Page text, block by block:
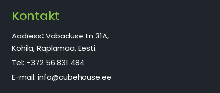
Kontakt
Aadress:Vabaduse tn 31A,
Kohila, Raplamaa, Eesti.
Tel: +372 56 831 484
E-mail: info@cubehouse.ee